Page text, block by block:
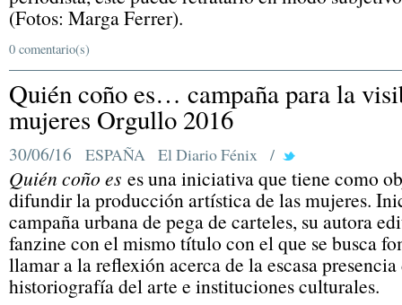
(Fotos: Marga Ferrer).
0 comentario(s)
Quién coño es… campaña para la
mujeres Orgullo 2016
30/06/16 ESPAÑA El Diario Fénix /
Quién coño es es una iniciativa que tiene como
difundir la producción artística de las mujeres.
campaña urbana de pega de carteles, su autora
fanzine con el mismo título con el que se busca
llamar a la reflexión acerca de la escasa
historiografía del arte e instituciones culturales.